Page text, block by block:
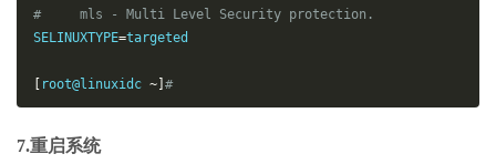
#     mls - Multi Level Security protection.
SELINUXTYPE=
[ root@linuxidc ~] #
7.重启系统